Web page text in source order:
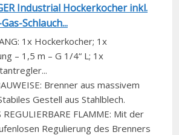
Industrial Hockerkocher inkl.
Schlauch...
1x Hockerkocher; 1x
– 1,5 m – G 1/4“ L; 1x
Brenner aus massivem
Gestell aus Stahlblech.
REGULIERBARE FLAMME: Mit der
Regulierung des Brenners